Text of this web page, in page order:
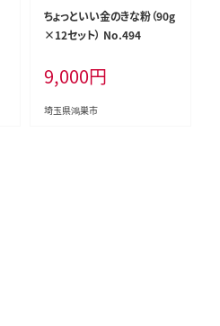
ちょっといい金のきな粉（90g
×12セット） No.494
9,000円
埼玉県鴻巣市